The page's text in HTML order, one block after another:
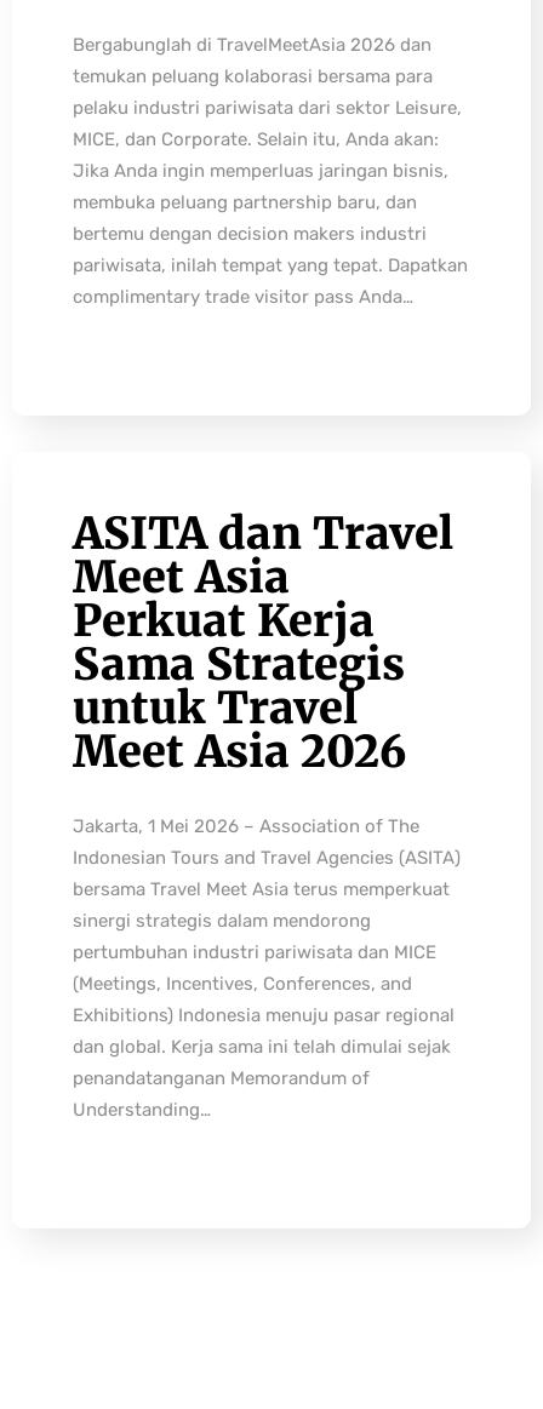
Bergabunglah di TravelMeetAsia 2026 dan
temukan peluang kolaborasi bersama para
pelaku industri pariwisata dari sektor Leisure,
MICE, dan Corporate. Selain itu, Anda akan:
Jika Anda ingin memperluas jaringan bisnis,
membuka peluang partnership baru, dan
bertemu dengan decision makers industri
pariwisata, inilah tempat yang tepat. Dapatkan
complimentary trade visitor pass Anda…
ASITA dan Travel
Meet Asia
Perkuat Kerja
Sama Strategis
untuk Travel
Meet Asia 2026
Jakarta, 1 Mei 2026 – Association of The
Indonesian Tours and Travel Agencies (ASITA)
bersama Travel Meet Asia terus memperkuat
sinergi strategis dalam mendorong
pertumbuhan industri pariwisata dan MICE
(Meetings, Incentives, Conferences, and
Exhibitions) Indonesia menuju pasar regional
dan global. Kerja sama ini telah dimulai sejak
penandatanganan Memorandum of
Understanding…